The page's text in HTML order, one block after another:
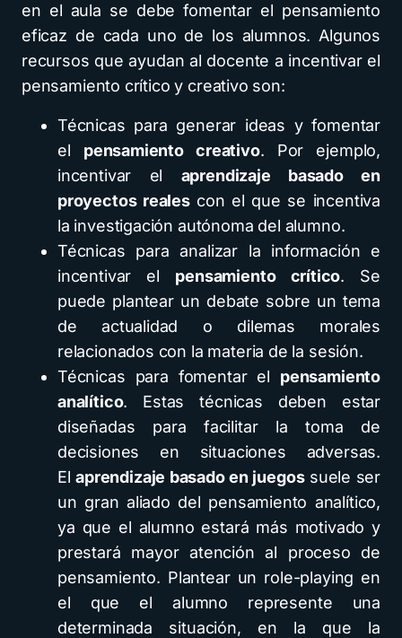
en el aula se debe fomentar el pensamiento
eficaz de cada uno de los alumnos. Algunos
recursos que ayudan al docente a incentivar el
pensamiento crítico y creativo son:
Técnicas para generar ideas y fomentar
el pensamiento creativo. Por ejemplo,
incentivar el aprendizaje basado en
proyectos realescon el que se incentiva
la investigación autónoma del alumno.
Técnicas para analizar la información e
incentivar el pensamiento crítico. Se
puede plantear un debate sobre un tema
de actualidad o dilemas morales
relacionados con la materia de la sesión.
Técnicas para fomentar el pensamiento
analítico. Estas técnicas deben estar
diseñadas para facilitar la toma de
decisiones en situaciones adversas.
Elaprendizaje basado en juegossuele ser
un gran aliado del pensamiento analítico,
ya que el alumno estará más motivado y
prestará mayor atención al proceso de
pensamiento. Plantear un role-playing en
el que el alumno represente una
determinada situación, en la que la